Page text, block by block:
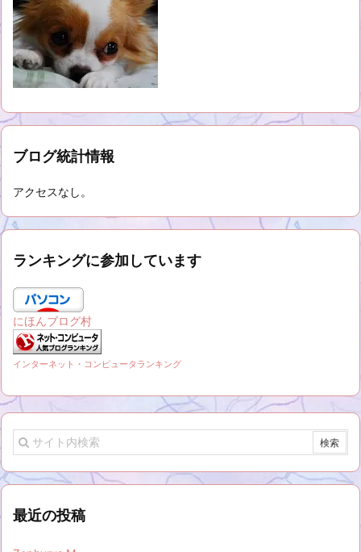
ブログ統計情報
アクセスなし。
ランキングに参加しています
にほんブログ村
インターネット・コンピュータランキング
最近の投稿